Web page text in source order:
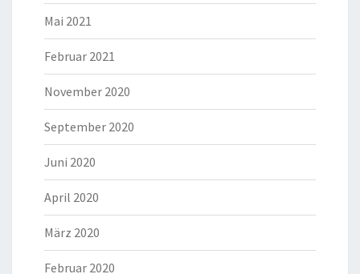
Mai 2021
Februar 2021
November 2020
September 2020
Juni 2020
April 2020
März 2020
Februar 2020